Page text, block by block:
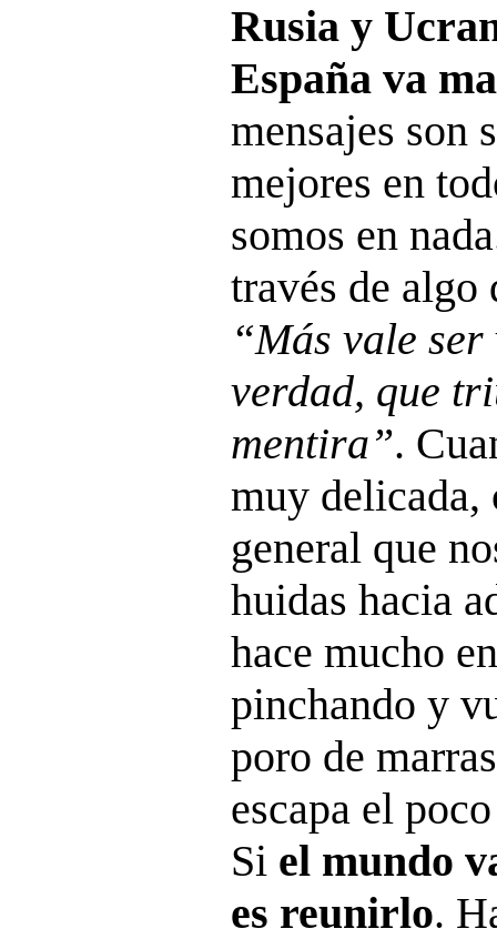
Rusia y
España va
mensajes son
mejores en
somos en
través de
“Más vale
verdad, que
mentira”.
muy delicada,
general que
huidas hacia
hace mucho
pinchando y
poro de
escapa el
Si el mundo
es reunirlo.